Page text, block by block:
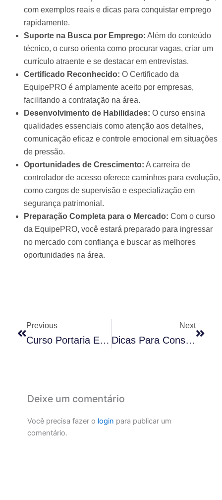
com exemplos reais e dicas para conquistar emprego
rapidamente.
Suporte na Busca por Emprego: Além do conteúdo
técnico, o curso orienta como procurar vagas, criar um
currículo atraente e se destacar em entrevistas.
Certificado Reconhecido: O Certificado da
EquipePRO é amplamente aceito por empresas,
facilitando a contratação na área.
Desenvolvimento de Habilidades: O curso ensina
qualidades essenciais como atenção aos detalhes,
comunicação eficaz e controle emocional em situações
de pressão.
Oportunidades de Crescimento: A carreira de
controlador de acesso oferece caminhos para evolução,
como cargos de supervisão e especialização em
segurança patrimonial.
Preparação Completa para o Mercado: Com o curso
da EquipePRO, você estará preparado para ingressar
no mercado com confiança e buscar as melhores
oportunidades na área.
Previous
Curso Portaria E Recepção: Tire As Suas Dúvidas
Next
Dicas Para Conseguir Um Emprego Mais Rápido
Deixe um comentário
Você precisa fazer o login para publicar um
comentário.